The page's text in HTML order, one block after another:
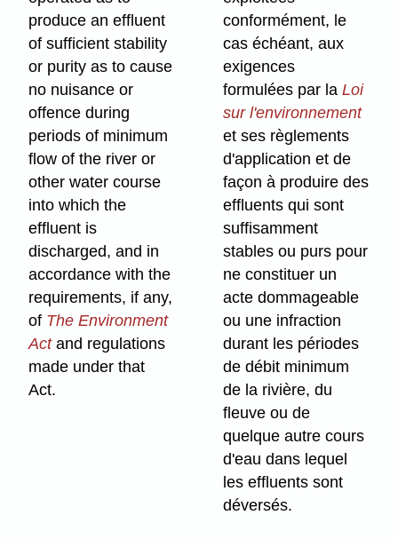
produce an effluent
of sufficient stability
or purity as to cause
no nuisance or
offence during
periods of minimum
flow of the river or
other water course
into which the
effluent is
discharged, and in
accordance with the
requirements, if any,
of The Environment
Actand regulations
made under that
Act.
conformément, le
cas échéant, aux
exigences
formulées par laLoi
sur l'environnement
et ses règlements
d'application et de
façon à produire des
effluents qui sont
suffisamment
stables ou purs pour
ne constituer un
acte dommageable
ou une infraction
durant les périodes
de débit minimum
de la rivière, du
fleuve ou de
quelque autre cours
d'eau dans lequel
les effluents sont
déversés.